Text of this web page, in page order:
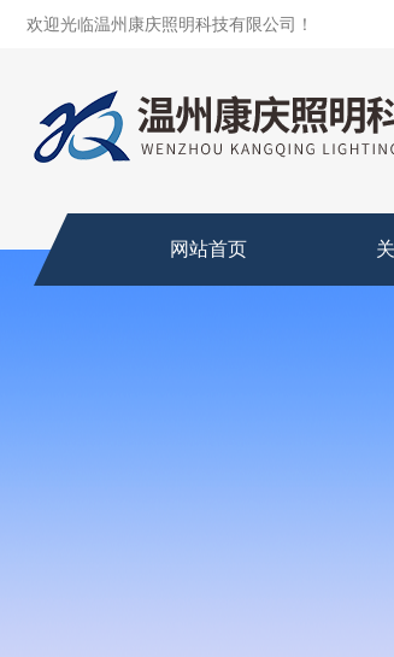
欢迎光临温州康庆照明科技有限公司！
网站首页